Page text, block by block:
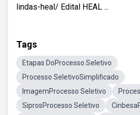
lindas-heal/ Edital HEAL ...
Tags
Etapas DoProcesso Seletivo
Processo SeletivoSimplificado
ImagemProcesso Seletivo
SiprosProcesso Seletivo